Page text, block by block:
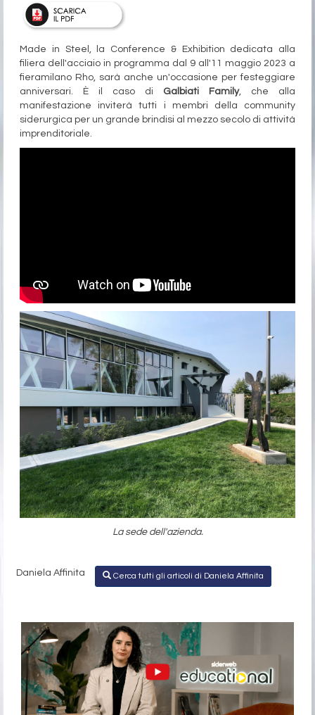
Made in Steel, la Conference & Exhibition dedicata alla
filiera dell'acciaio in programma dal 9 all'11 maggio 2023 a
fieramilano Rho, sarà anche un'occasione per festeggiare
anniversari. È il caso di Galbiati Family, che alla
manifestazione inviterà tutti i membri della community
siderurgica per un grande brindisi al mezzo secolo di attività
imprenditoriale.
La sede dell'azienda.
Daniela Affinita Cerca tutti gli articoli di Daniela Affinita